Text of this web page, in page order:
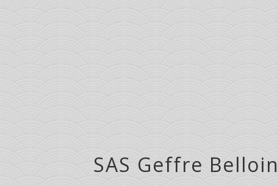
SAS Geffre Belloin